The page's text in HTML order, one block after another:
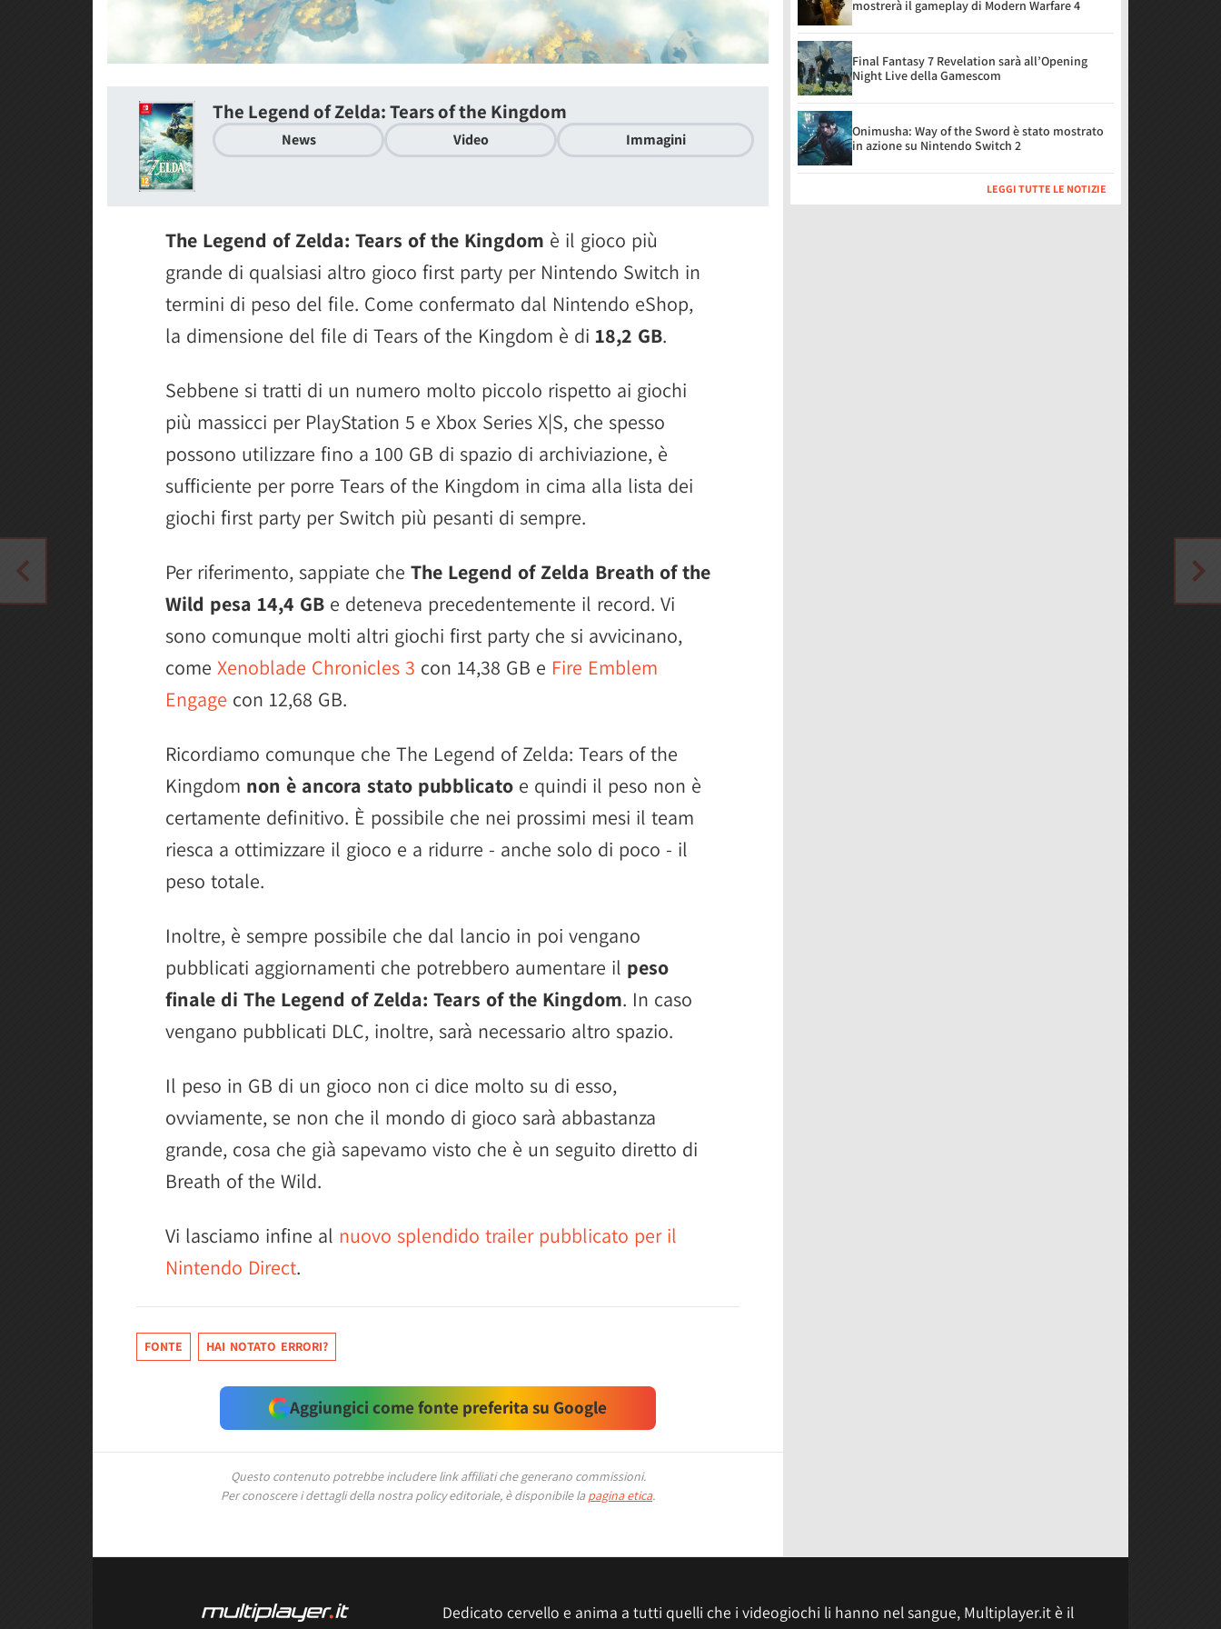
The Legend of Zelda: Tears of the Kingdom
News Video Immagini
The Legend of Zelda: Tears of the Kingdom è il gioco più
grande di qualsiasi altro gioco first party per Nintendo Switch in
termini di peso del file. Come confermato dal Nintendo eShop,
la dimensione del file di Tears of the Kingdom è di 18,2 GB.
Sebbene si tratti di un numero molto piccolo rispetto ai giochi
più massicci per PlayStation 5 e Xbox Series X|S, che spesso
possono utilizzare fino a 100 GB di spazio di archiviazione, è
sufficiente per porre Tears of the Kingdom in cima alla lista dei
giochi first party per Switch più pesanti di sempre.
Per riferimento, sappiate che The Legend of Zelda Breath of the
Wild pesa 14,4 GB e deteneva precedentemente il record. Vi
sono comunque molti altri giochi first party che si avvicinano,
come Xenoblade Chronicles 3 con 14,38 GB e Fire Emblem
Engage con 12,68 GB.
Ricordiamo comunque che The Legend of Zelda: Tears of the
Kingdom non è ancora stato pubblicato e quindi il peso non è
certamente definitivo. È possibile che nei prossimi mesi il team
riesca a ottimizzare il gioco e a ridurre - anche solo di poco - il
peso totale.
Inoltre, è sempre possibile che dal lancio in poi vengano
pubblicati aggiornamenti che potrebbero aumentare il peso
finale di The Legend of Zelda: Tears of the Kingdom. In caso
vengano pubblicati DLC, inoltre, sarà necessario altro spazio.
Il peso in GB di un gioco non ci dice molto su di esso,
ovviamente, se non che il mondo di gioco sarà abbastanza
grande, cosa che già sapevamo visto che è un seguito diretto di
Breath of the Wild.
Vi lasciamo infine al nuovo splendido trailer pubblicato per il
Nintendo Direct.
FONTE HAI NOTATO ERRORI?
Aggiungici come fonte preferita su Google
Questo contenuto potrebbe includere link affiliati che generano commissioni.
Per conoscere i dettagli della nostra policy editoriale, è disponibile la pagina etica.
mostrerà il gameplay di Modern Warfare 4
Final Fantasy 7 Revelation sarà all’Opening
Night Live della Gamescom
Onimusha: Way of the Sword è stato mostrato
in azione su Nintendo Switch 2
LEGGI TUTTE LE NOTIZIE
Dedicato cervello e anima a tutti quelli che i videogiochi li hanno nel sangue, Multiplayer.it è il